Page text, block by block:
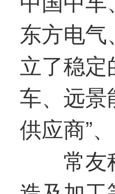
东方电
立了稳
车、远景
供应商”
常友